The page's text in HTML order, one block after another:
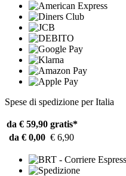
Spese di spedizione per Italia
da € 59,90 gratis*
da € 0,00 € 6,90